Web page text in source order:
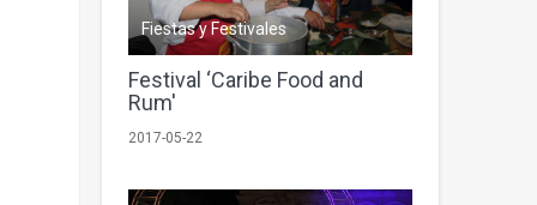
Fiestas y Festivales
Festival ‘Caribe Food and
Rum'
2017-05-22